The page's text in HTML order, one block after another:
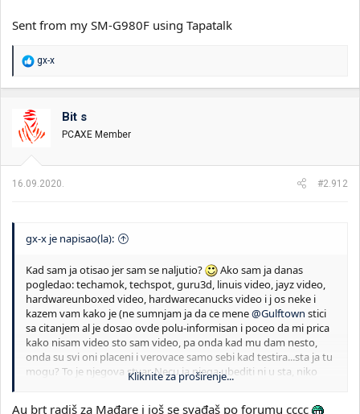
Sent from my SM-G980F using Tapatalk
R
a
v
a
:
gx-x
Bit s
PCAXE Member
16.09.2020. #2.912
gx-x je napisao(la):
Kad sam ja otisao jer sam se naljutio?
Ako sam ja danas
pogledao: techamok, techspot, guru3d, linuis video, jayz video,
hardwareunboxed video, hardwarecanucks video i j os neke i
kazem vam kako je (ne sumnjam ja da ce mene@Gulftown stici
sa citanjem al je dosao ovde polu-informisan i poceo da mi prica
kako nisam video sto sam video, pa onda kad mu dam nesto,
onda su svi oni placeni i verovace samo sebi kad testira...sta ja tu
mogu? To je njegova stvar. Necu ja njega ubediti ni u sta, niko
nece realno. to je ok. Al cu napisati sta sam "naucio" i koji sam
Kliknite za proširenje...
Au brt radiš za Mađare i još se svađaš po forumu cccc